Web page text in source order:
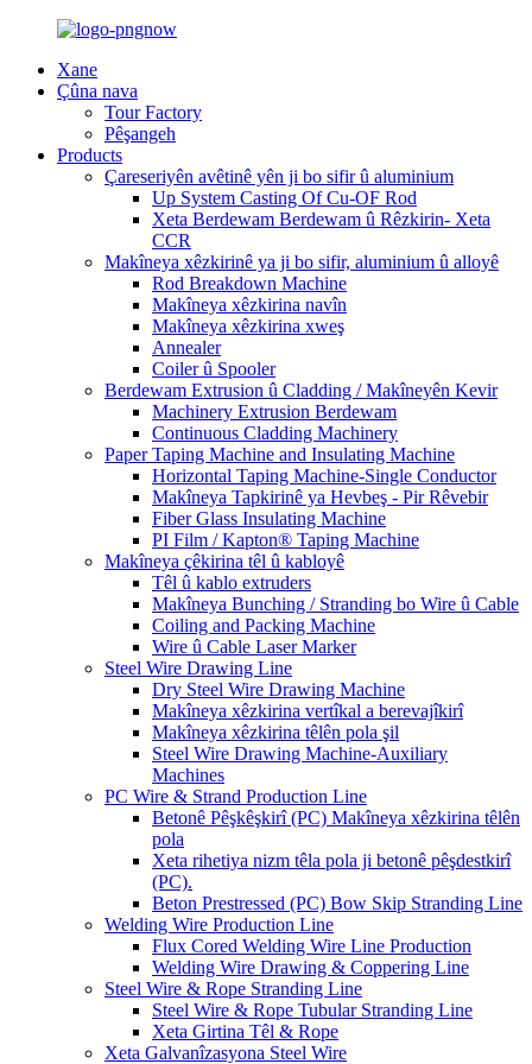
Xane
Çûna nava
Tour Factory
Pêşangeh
Products
Çareseriyên avêtinê yên ji bo sifir û aluminium
Up System Casting Of Cu-OF Rod
Xeta Berdewam Berdewam û Rêzkirin- Xeta
CCR
Makîneya xêzkirinê ya ji bo sifir, aluminium û alloyê
Rod Breakdown Machine
Makîneya xêzkirina navîn
Makîneya xêzkirina xweş
Annealer
Coiler û Spooler
Berdewam Extrusion û Cladding / Makîneyên Kevir
Machinery Extrusion Berdewam
Continuous Cladding Machinery
Paper Taping Machine and Insulating Machine
Horizontal Taping Machine-Single Conductor
Makîneya Tapkirinê ya Hevbeş - Pir Rêvebir
Fiber Glass Insulating Machine
PI Film / Kapton® Taping Machine
Makîneya çêkirina têl û kabloyê
Têl û kablo extruders
Makîneya Bunching / Stranding bo Wire û Cable
Coiling and Packing Machine
Wire û Cable Laser Marker
Steel Wire Drawing Line
Dry Steel Wire Drawing Machine
Makîneya xêzkirina vertîkal a berevajîkirî
Makîneya xêzkirina têlên pola şil
Steel Wire Drawing Machine-Auxiliary
Machines
PC Wire & Strand Production Line
Betonê Pêşkêşkirî (PC) Makîneya xêzkirina têlên
pola
Xeta rihetiya nizm têla pola ji betonê pêşdestkirî
(PC).
Beton Prestressed (PC) Bow Skip Stranding Line
Welding Wire Production Line
Flux Cored Welding Wire Line Production
Welding Wire Drawing & Coppering Line
Steel Wire & Rope Stranding Line
Steel Wire & Rope Tubular Stranding Line
Xeta Girtina Têl & Rope
Xeta Galvanîzasyona Steel Wire